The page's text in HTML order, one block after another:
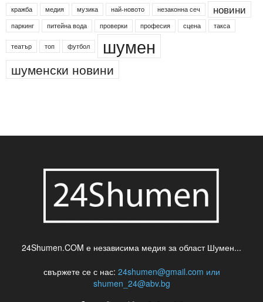
кражба медия музика най-новото незаконна сеч новини
паркинг питейна вода проверки професия сцена такса
театър топ футбол шумен
шуменски новини
24Shumen.COM е независима медия за област Шумен...
свържете се с нас: 24shumen@gmail.com или
shumen_24@abv.bg